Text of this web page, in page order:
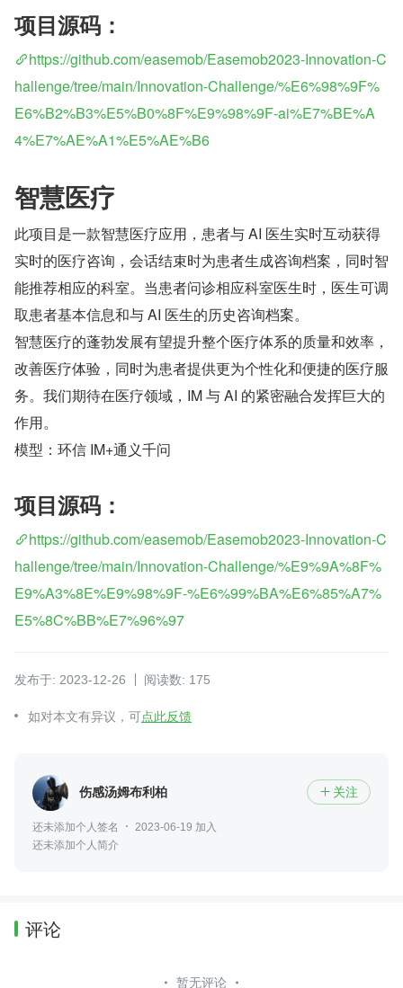
项目源码：
https://github.com/easemob/Easemob2023-Innovation-C
hallenge/tree/main/Innovation-Challenge/%E6%98%9F%
E6%B2%B3%E5%B0%8F%E9%98%9F-ai%E7%BE%A
4%E7%AE%A1%E5%AE%B6
智慧医疗
此项目是一款智慧医疗应用，患者与 AI 医生实时互动获得
实时的医疗咨询，会话结束时为患者生成咨询档案，同时智
能推荐相应的科室。当患者问诊相应科室医生时，医生可调
取患者基本信息和与 AI 医生的历史咨询档案。
智慧医疗的蓬勃发展有望提升整个医疗体系的质量和效率，
改善医疗体验，同时为患者提供更为个性化和便捷的医疗服
务。我们期待在医疗领域，IM 与 AI 的紧密融合发挥巨大的
作用。
模型：环信 IM+通义千问
项目源码：
https://github.com/easemob/Easemob2023-Innovation-C
hallenge/tree/main/Innovation-Challenge/%E9%9A%8F%
E9%A3%8E%E9%98%9F-%E6%99%BA%E6%85%A7%
E5%8C%BB%E7%96%97
发布于: 2023-12-26 阅读数: 175
如对本文有异议，可点此反馈
伤感汤姆布利柏  关注
还未添加个人签名
2023-06-19 加入
还未添加个人简介
评论
暂无评论